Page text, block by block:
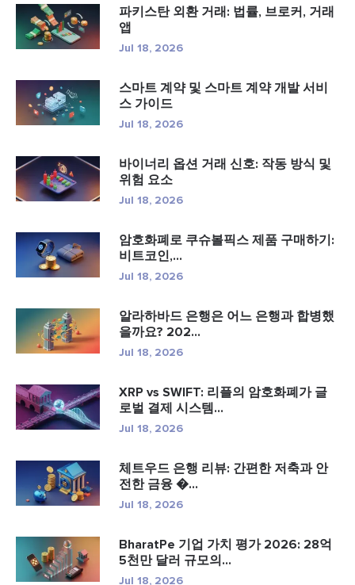
파키스탄 외환 거래: 법률, 브로커, 거래
앱
Jul 18, 2026
스마트 계약 및 스마트 계약 개발 서비
스 가이드
Jul 18, 2026
바이너리 옵션 거래 신호: 작동 방식 및
위험 요소
Jul 18, 2026
암호화폐로 쿠슈볼픽스 제품 구매하기:
비트코인,...
Jul 18, 2026
알라하바드 은행은 어느 은행과 합병했
을까요? 202...
Jul 18, 2026
XRP vs SWIFT: 리플의 암호화폐가 글
로벌 결제 시스템...
Jul 18, 2026
체트우드 은행 리뷰: 간편한 저축과 안
전한 금융 �...
Jul 18, 2026
BharatPe 기업 가치 평가 2026: 28억
5천만 달러 규모의...
Jul 18, 2026